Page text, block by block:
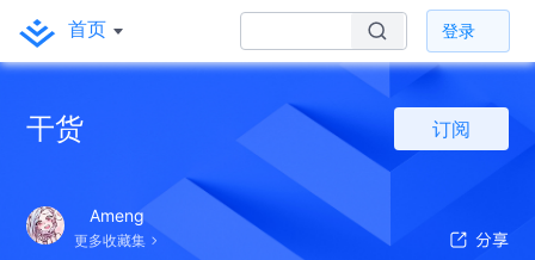
首页 登录
干货 订阅
Ameng
更多收藏集